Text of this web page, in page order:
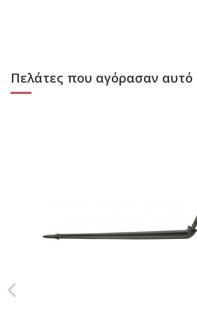
Πελάτες που αγόρασαν